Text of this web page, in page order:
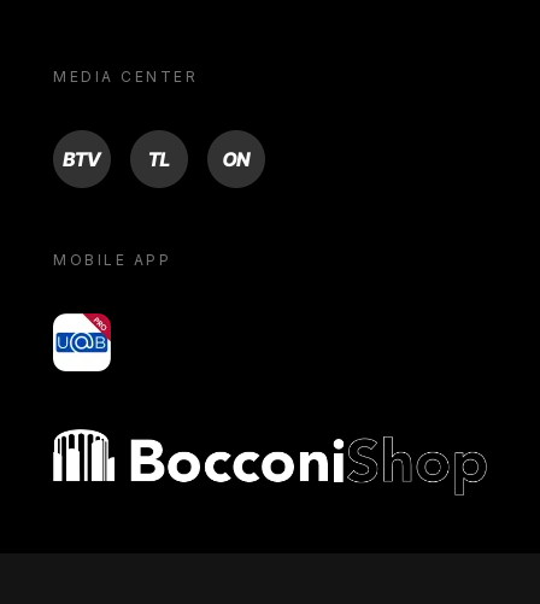
MEDIA CENTER
BTV TL ON
MOBILE APP
yoU@B
Bocconi shop